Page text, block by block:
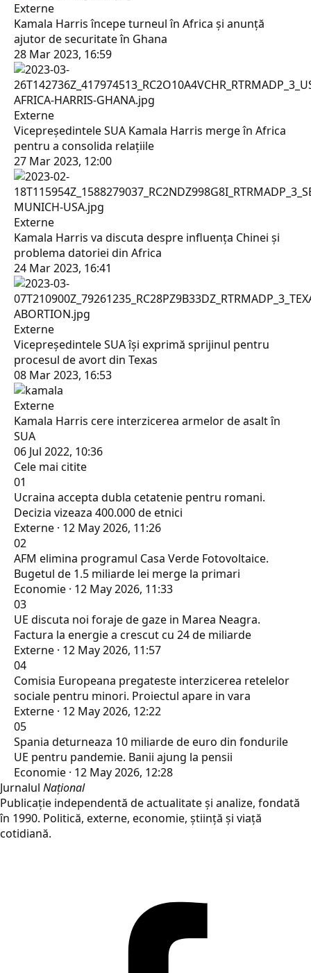
Externe
Kamala Harris începe turneul în Africa și anunță
ajutor de securitate în Ghana
28 Mar 2023, 16:59
Externe
Vicepreședintele SUA Kamala Harris merge în Africa
pentru a consolida relațiile
27 Mar 2023, 12:00
Externe
Kamala Harris va discuta despre influența Chinei și
problema datoriei din Africa
24 Mar 2023, 16:41
Externe
Vicepreședintele SUA își exprimă sprijinul pentru
procesul de avort din Texas
08 Mar 2023, 16:53
Externe
Kamala Harris cere interzicerea armelor de asalt în
SUA
06 Jul 2022, 10:36
Cele mai citite
01
Ucraina accepta dubla cetatenie pentru romani.
Decizia vizeaza 400.000 de etnici
Externe · 12 May 2026, 11:26
02
AFM elimina programul Casa Verde Fotovoltaice.
Bugetul de 1.5 miliarde lei merge la primari
Economie · 12 May 2026, 11:33
03
UE discuta noi foraje de gaze in Marea Neagra.
Factura la energie a crescut cu 24 de miliarde
Externe · 12 May 2026, 11:57
04
Comisia Europeana pregateste interzicerea retelelor
sociale pentru minori. Proiectul apare in vara
Externe · 12 May 2026, 12:22
05
Spania deturneaza 10 miliarde de euro din fondurile
UE pentru pandemie. Banii ajung la pensii
Economie · 12 May 2026, 12:28
Jurnalul Național
Publicație independentă de actualitate și analize, fondată
în 1990. Politică, externe, economie, știință și viață
cotidiană.